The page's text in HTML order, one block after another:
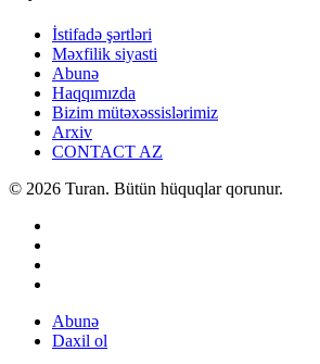
İstifadə şərtləri
Məxfilik siyasti
Abunə
Haqqımızda
Bizim mütəxəssislərimiz
Arxiv
CONTACT AZ
© 2026 Turan. Bütün hüquqlar qorunur.
Abunə
Daxil ol